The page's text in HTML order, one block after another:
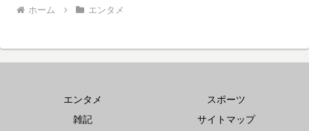
ホーム エンタメ
エンタメ
スポーツ
雑記
サイトマップ